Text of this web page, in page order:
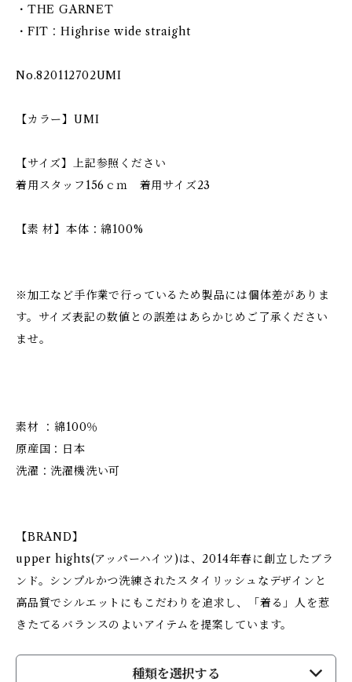
・THE GARNET
・FIT：Highrise wide straight
No.820112702UMI
【カラー】UMI
【サイズ】上記参照ください
着用スタッフ156ｃｍ 着用サイズ23
【素 材】本体：綿100%
※加工など手作業で行っているため製品には個体差がありま
す。サイズ表記の数値との誤差はあらかじめご了承ください
ませ。
素材 ：綿100％
原産国：日本
洗濯：洗濯機洗い可
【BRAND】
upper hights(アッパーハイツ)は、2014年春に創立したブラ
ンド。シンプルかつ洗練されたスタイリッシュなデザインと
高品質でシルエットにもこだわりを追求し、「着る」人を惹
きたてるバランスのよいアイテムを提案しています。
種類を選択する